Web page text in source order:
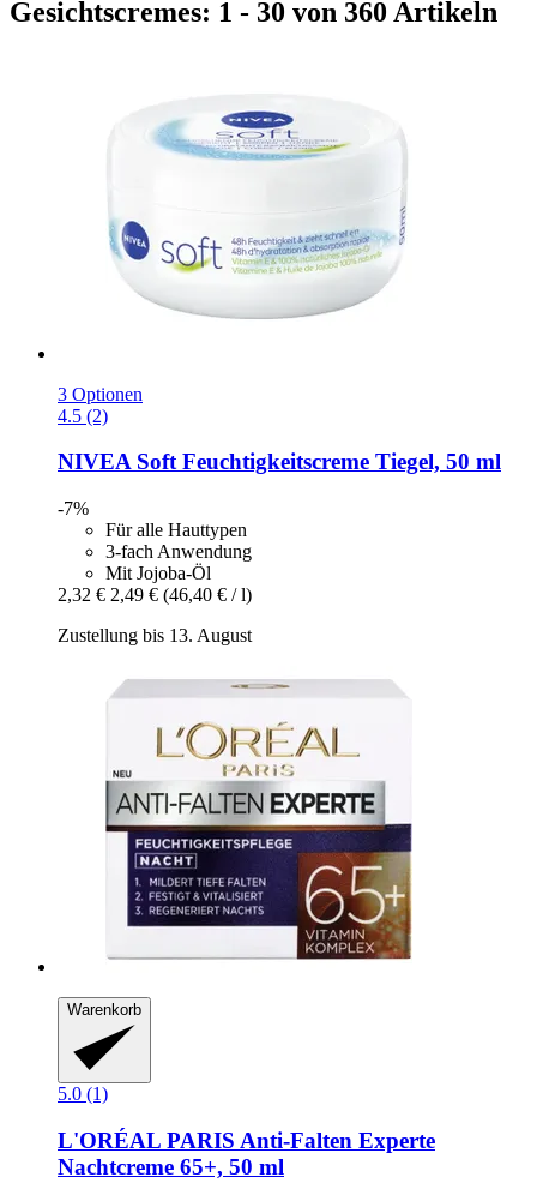
Gesichtscremes: 1 - 30 von 360 Artikeln
3 Optionen
4.5 (2)
NIVEASoft Feuchtigkeitscreme Tiegel, 50 ml
-7%
Für alle Hauttypen
3-fach Anwendung
Mit Jojoba-Öl
2,32 € 2,49 € (46,40 € / l)
Zustellung bis 13. August
Warenkorb
5.0 (1)
L'ORÉAL PARIS Anti-​Falten Experte
Nachtcreme 65+, 50 ml